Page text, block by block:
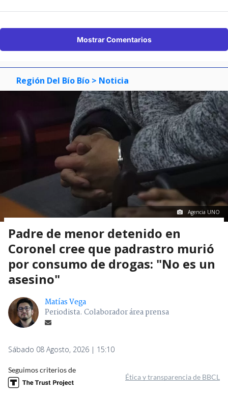
Mostrar Comentarios
Región Del Bío Bío > Noticia
Agencia UNO
Padre de menor detenido en
Coronel cree que padrastro murió
por consumo de drogas: "No es un
asesino"
Matías Vega
Periodista. Colaborador área prensa
Sábado 08 Agosto, 2026 | 15:10
Seguimos criterios de
Ética y transparencia de BBCL